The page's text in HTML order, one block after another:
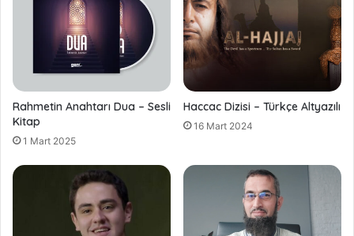
Rahmetin Anahtarı Dua – Sesli
Kitap
1 Mart 2025
Haccac Dizisi – Türkçe Altyazılı
16 Mart 2024